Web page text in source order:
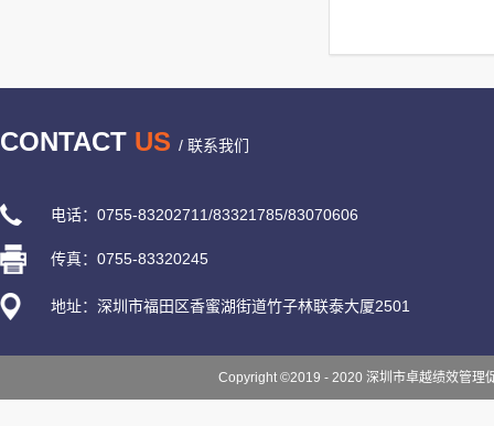
CONTACT US / 联系我们
电话：0755-83202711/83321785/83070606
传真：0755-83320245
地址：深圳市福田区香蜜湖街道竹子林联泰大厦2501
Copyright ©2019 - 2020 深圳市卓越绩效管理